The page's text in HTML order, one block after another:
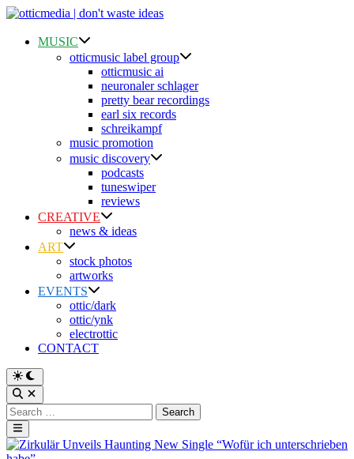
Skip
contentMUSIC
otticmusic label group
otticmusic ai
neuronaler schlager
pretty bear recordings
earl six records
schreikampf
music promotion
music discovery
podcasts
tuneswiper
reviews
CREATIVE
news & ideas
ART
stock photos
artworks
EVENTS
ottic/dark
ottic/ynk
electrottic
CONTACT
Switch
to
dark
mode
Open
Search
Search
for:
Main
Menu